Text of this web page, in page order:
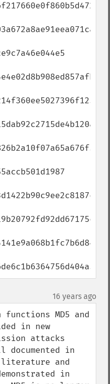
16 years ago
functions MD5 and
in new
attacks
documented in
literature and
in